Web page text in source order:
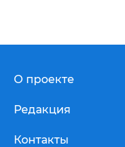
О проекте
Редакция
Контакты